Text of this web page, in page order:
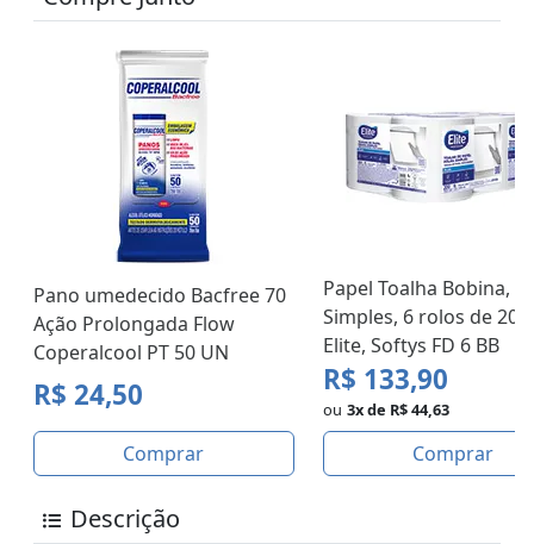
Pano umedecido Bacfree 70
Ação Prolongada Flow
Coperalcool PT 50 UN
R$ 24,50
Comprar
Papel Toalha Bobina,
Simples, 6 rolos de
Elite, Softys FD 6 BB
R$ 133,90
ou 3x de R$ 44,63
Comprar
Descrição